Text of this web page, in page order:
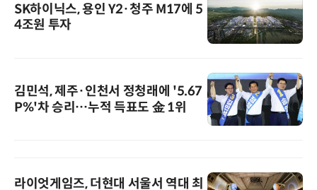
SK하이닉스, 용인 Y2·청주 M17에 5
4조원 투자
김민석, 제주·인천서 정청래에 '5.67
P%'차 승리…누적 득표도 金 1위
라이엇게임즈, 더현대 서울서 역대 최